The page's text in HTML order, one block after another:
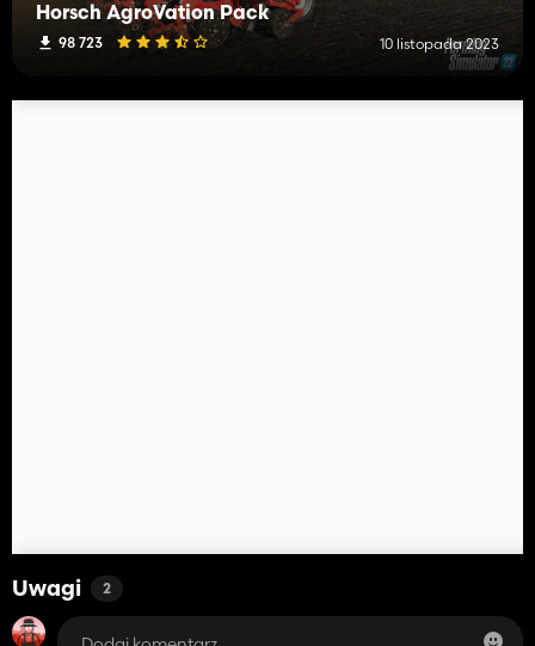
Horsch AgroVation Pack
98 723 10 listopada 2023
Uwagi 2